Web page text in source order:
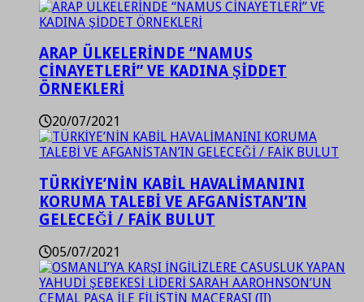
ARAP ÜLKELERİNDE “NAMUS
CİNAYETLERİ” VE KADINA ŞİDDET
ÖRNEKLERİ
20/07/2021
TÜRKİYE’NİN KABİL HAVALİMANINI
KORUMA TALEBİ VE AFGANİSTAN’IN
GELECEĞİ / FAİK BULUT
05/07/2021